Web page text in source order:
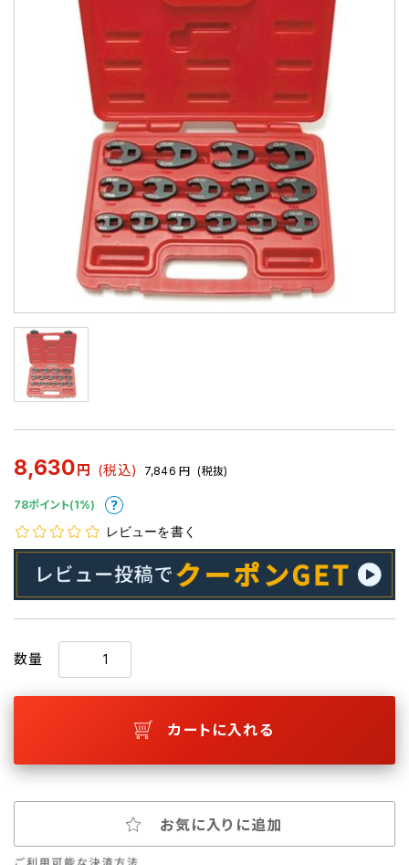
8,630 円 (税込) 7,846 円 (税抜)
78ポイント(1%)
レビューを書く
数量
カートに入れる
お気に入りに追加